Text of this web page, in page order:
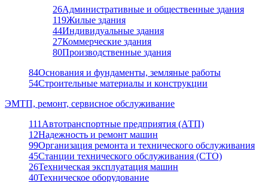
26Административные и общественные здания
119Жилые здания
44Индивидуальные здания
27Коммерческие здания
80Производственные здания
84Основания и фундаменты, земляные работы
54Строительные материалы и конструкции
ЭМТП, ремонт, сервисное обслуживание
111 Автотранспортные предприятия (АТП)
12Надежность и ремонт машин
99Организация ремонта и технического обслуживания
45Станции технического обслуживания (СТО)
26Техническая эксплуатация машин
40Техническое оборудование